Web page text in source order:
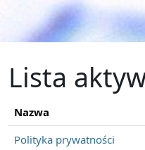
Przejdź do głównej zawartości
Lista
Nazwa
Polityka prywatności